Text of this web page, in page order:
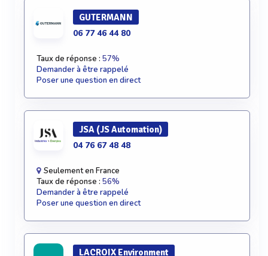
GUTERMANN
06 77 46 44 80
Taux de réponse : 57%
Demander à être rappelé
Poser une question en direct
JSA (JS Automation)
04 76 67 48 48
Seulement en France
Taux de réponse : 56%
Demander à être rappelé
Poser une question en direct
LACROIX Environment